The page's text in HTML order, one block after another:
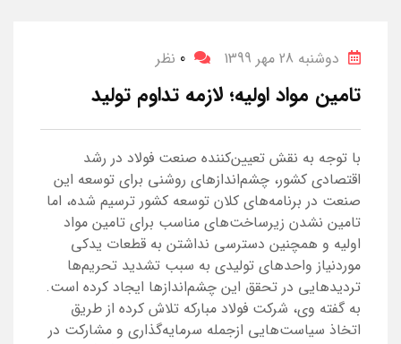
دوشنبه 28 مهر 1399 0 نظر
تامین مواد اولیه؛ لازمه تداوم تولید
با توجه به نقش تعیین‌کننده صنعت فولاد در رشد
اقتصادی کشور، چشم‌اندازهای روشنی برای توسعه این
صنعت در برنامه‌های کلان توسعه کشور ترسیم‌ شده، اما
تامین نشدن زیرساخت‌های مناسب برای تامین مواد
اولیه و همچنین دسترسی نداشتن به قطعات یدکی
موردنیاز واحدهای تولیدی به سبب تشدید تحریم‌ها
تردیدهایی در تحقق این چشم‌اندازها ایجاد کرده است.
به گفته وی، شرکت فولاد مبارکه تلاش کرده از طریق
اتخاذ سیاست‌هایی ازجمله سرمایه‌گذاری و مشارکت در